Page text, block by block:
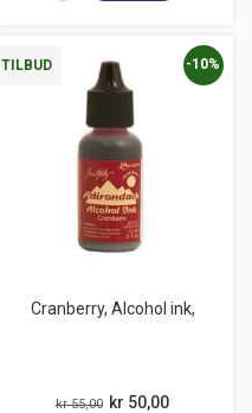
TILBUD
Cranberry, Alcohol ink,
-10%
kr 55,00 kr 50,00